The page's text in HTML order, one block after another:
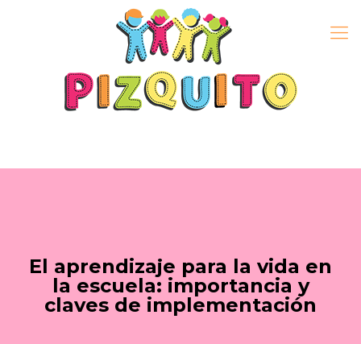
El aprendizaje para la vida en
la escuela: importancia y
claves de implementación